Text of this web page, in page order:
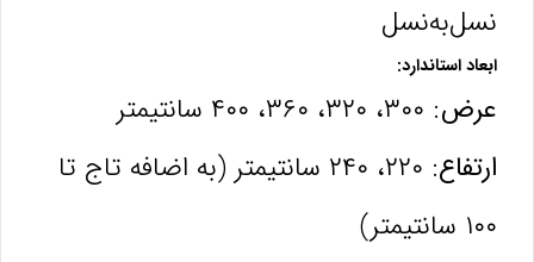
نسل‌به‌نسل
ابعاد استاندارد:
عرض:
ارتفاع:
۲۲۰، ۲۴۰ سانتیمتر (به اضافه تاج تا
۱۰۰ سانتیمتر)